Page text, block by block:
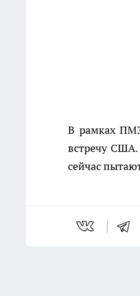
В рамках
встречу
сейчас